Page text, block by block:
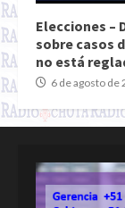
Elecciones –
sobre casos
no está
6 de agosto de